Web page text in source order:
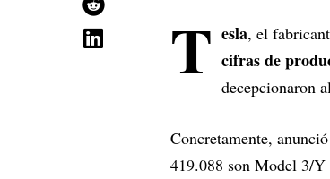
T esla, el
cifras de
decepcionaron
Concretamente,
419.088 son Model 3/